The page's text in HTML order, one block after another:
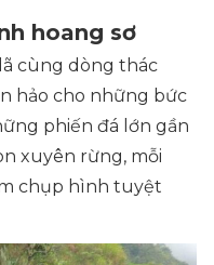
hoang sơ
cùng dòng thác
hảo cho những bức
phiến đá lớn gần
xuyên rừng, mỗi
chụp hình tuyệt